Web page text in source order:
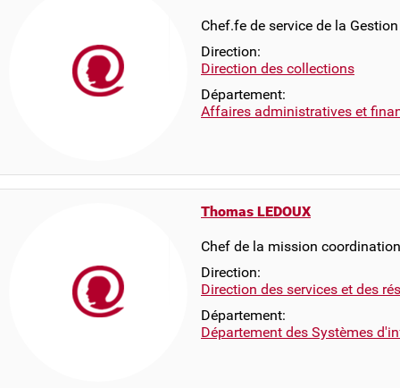
Chef.fe de service de la
Direction:
Direction des collections
Département:
Affaires administratives et
Thomas LEDOUX
Chef de la mission
Direction:
Direction des services et des
Département:
Département des Systèmes